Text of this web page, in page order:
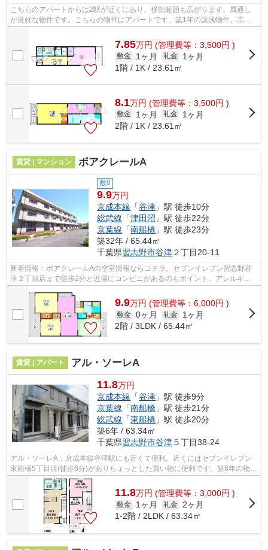
こちらのアパートからは2駅が近くにあり、移動範囲も広がります。風通し
が良好な物件です。こちらの物件はアパートです。築1年の築浅物件。京成
7.85万円 (管理費等：3,500円 )
敷金 1ヶ月 礼金
1ヶ月
1階 / 1K / 23.61㎡
8.1万円 (管理費等：3,500円 )
敷金 1ヶ月 礼金
1ヶ月
2階 / 1K / 23.61㎡
賃貸 | マンション ボアクレールA
敷0
9.9万円
京成本線 「谷津 」駅 徒歩10分
総武線 「津田沼 」駅 徒歩22分
京葉線 「南船橋 」駅 徒歩23分
築32年 / 65.44㎡
千葉県習志野市谷津２丁目20-11
新着情報：ボアクレールAの空室情報ならコチラ。セブンイレブン習志野谷
津２丁目店まで徒歩2分と近場にコンビニがあるのもポイント。アレルギー
予防に適した、通気性の良い安心の物件...
9.9万円 (管理費等：6,000円 )
敷金 0ヶ月 礼金
1ヶ月
2階 / 3LDK / 65.44㎡
賃貸 | アパート アル・ソーレA
11.8万円
京成本線 「谷津 」駅 徒歩9分
京葉線 「南船橋 」駅 徒歩21分
総武線 「東船橋 」駅 徒歩20分
築6年 / 63.34㎡
千葉県習志野市谷津５丁目38-24
アル・ソーレA：京成本線谷津駅にも近くて便利。近くにはセブンイレブン
東船橋5丁目店(徒歩6分)がありちょっとした買い物に便利です。築6年の物件
で充実した毎日を過ごしませんか。陽...
11.8万円 (管理費等：3,000円 )
敷金 1ヶ月 礼金
2ヶ月
1-2階 / 2LDK / 63.34㎡